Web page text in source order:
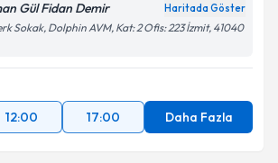
Gül Fidan Demir Haritada Göster
Sokak, Dolphin AVM, Kat: 2 Ofis: 223 İzmit, 41040
12:00 17:00 Daha Fazla